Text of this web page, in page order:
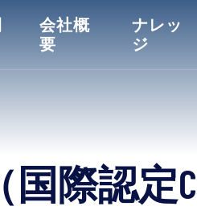
会社概
要
ナレッ
ジ
（ 国際認定C